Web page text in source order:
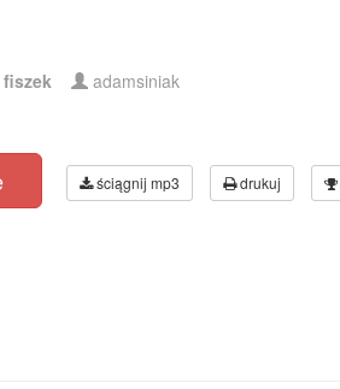
fiszek adamsiniak
ściągnij mp3 drukuj